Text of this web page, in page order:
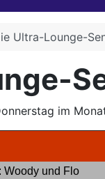
Ultra-Lounge-
im
Woody und Flo